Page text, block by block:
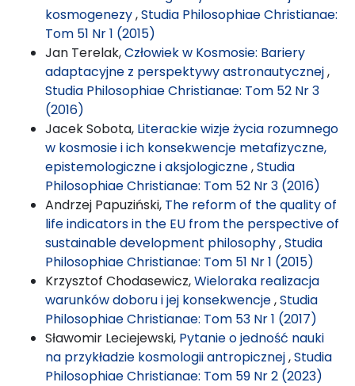
kosmogenezy,Studia Philosophiae Christianae:
Tom 51 Nr 1 (2015)
Jan Terelak,Człowiek w Kosmosie: Bariery
adaptacyjne z perspektywy astronautycznej,
Studia Philosophiae Christianae: Tom 52 Nr 3
(2016)
Jacek Sobota, Literackie wizje życia rozumnego
w kosmosie i ich konsekwencje metafizyczne,
epistemologiczne i aksjologiczne,Studia
Philosophiae Christianae: Tom 52 Nr 3 (2016)
Andrzej Papuziński, The reform of the quality of
life indicators in the EU from the perspective of
sustainable development philosophy,Studia
Philosophiae Christianae: Tom 51 Nr 1 (2015)
Krzysztof Chodasewicz,Wieloraka realizacja
warunków doboru i jej konsekwencje,Studia
Philosophiae Christianae: Tom 53 Nr 1 (2017)
Sławomir Leciejewski, Pytanie o jedność nauki
na przykładzie kosmologii antropicznej,Studia
Philosophiae Christianae: Tom 59 Nr 2 (2023)